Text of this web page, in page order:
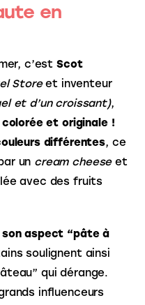
en
c’est Scot
Store et inventeur
et d’un croissant),
et originale !
différentes, ce
un cream cheese et
avec des fruits
son aspect “pâte à
soulignent ainsi
qui dérange.
influenceurs